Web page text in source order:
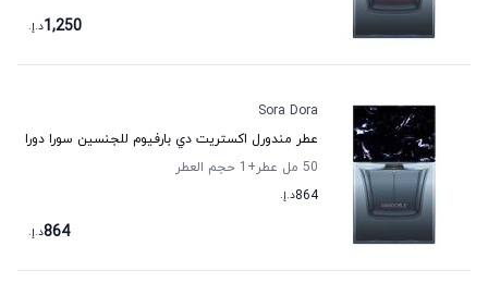
1,250د.إ.
Sora Dora
عطر مندورل اكستريت دي بارفيوم للجنسين سورا دورا
50 مل عطر
+1
حجم العطر
864د.إ.
864د.إ.